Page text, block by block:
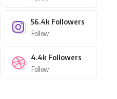
56.4k Followers
Follow
4.4k Followers
Follow